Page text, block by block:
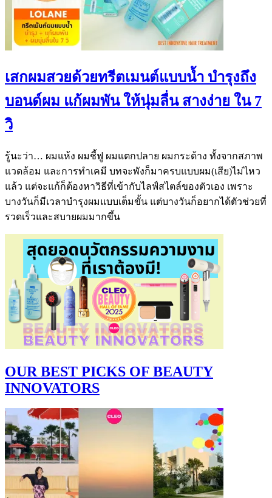
เสกผมสวยด้วยทรีตเมนต์แบบน้ำ บำรุงถึง
บอนด์ผม แก้ผมพัน ให้นุ่มลื่น สางง่าย ใน 7
วิ
รู้นะว่า… ผมแห้ง ผมชี้ฟู ผมแตกปลาย ผมกระด้าง ทั้งจากสภาพ
แวดล้อม และการทำเคมี บทจะพังก็มาครบแบบผม(เสีย)ไม่ไหว
แล้ว แต่จะแก้ก็ต้องหาวิธีที่เข้ากับไลฟ์สไตล์ของตัวเอง เพราะ
บางวันก็มีเวลาบำรุงผมแบบเต็มขั้น แต่บางวันก็อยากได้ตัวช่วยที่
รวดเร็วและสบายผมมากขึ้น
OUR BEST PICKS OF BEAUTY
INNOVATORS